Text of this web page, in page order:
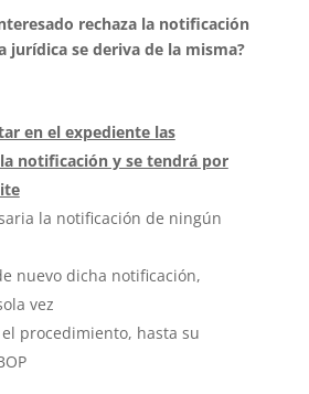
rechaza la notificación
jurídica se deriva de la misma?
en el expediente las
notificación y se tendrá por
la notificación de ningún
nuevo dicha notificación,
vez
procedimiento, hasta su